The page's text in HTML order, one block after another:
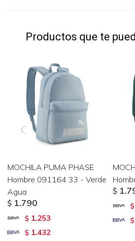
Productos que te
MOCHILA PUMA PHASE
Hombre 091164 33 - Verde
Agua
$ 1.790
$ 1.253
$ 1.432
$
$
$